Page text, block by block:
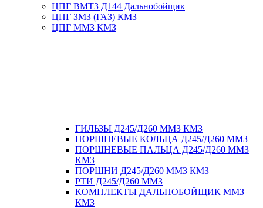
ЦПГ ВМТЗ Д144 Дальнобойщик
ЦПГ ЗМЗ (ГАЗ) КМЗ
ЦПГ ММЗ КМЗ
ГИЛЬЗЫ Д245/Д260 ММЗ КМЗ
ПОРШНЕВЫЕ КОЛЬЦА Д245/Д260 ММЗ
ПОРШНЕВЫЕ ПАЛЬЦА Д245/Д260 ММЗ
КМЗ
ПОРШНИ Д245/Д260 ММЗ КМЗ
РТИ Д245/Д260 ММЗ
КОМПЛЕКТЫ ДАЛЬНОБОЙЩИК ММЗ
КМЗ